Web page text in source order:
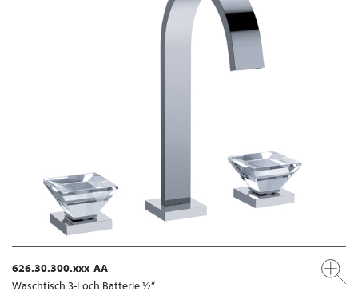
626.30.300.xxx-AA
Waschtisch 3-Loch Batterie ½“